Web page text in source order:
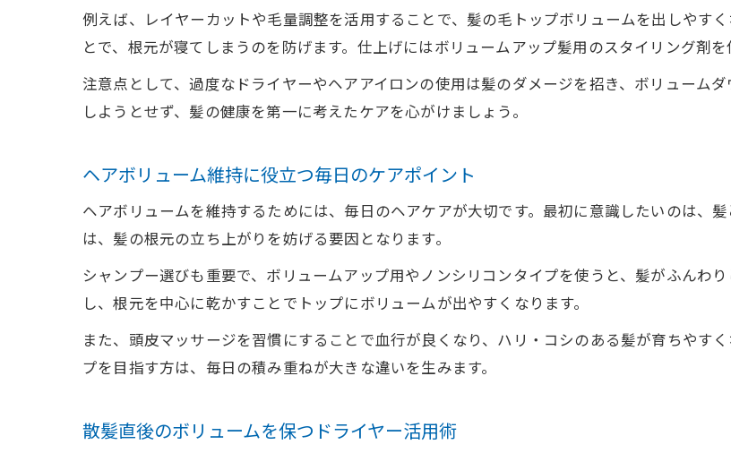
例えば、レイヤーカットや毛量調整を活用することで、髪の毛トップボリュームを出しやす
とで、根元が寝てしまうのを防げます。仕上げにはボリュームアップ髪用のスタイリング剤を
注意点として、過度なドライヤーやヘアアイロンの使用は髪のダメージを招き、ボリューム
しようとせず、髪の健康を第一に考えたケアを心がけましょう。
ヘアボリューム維持に役立つ毎日のケアポイント
ヘアボリュームを維持するためには、毎日のヘアケアが大切です。最初に意識したいのは、
は、髪の根元の立ち上がりを妨げる要因となります。
シャンプー選びも重要で、ボリュームアップ用やノンシリコンタイプを使うと、髪がふんわ
し、根元を中心に乾かすことでトップにボリュームが出やすくなります。
また、頭皮マッサージを習慣にすることで血行が良くなり、ハリ・コシのある髪が育ちやす
プを目指す方は、毎日の積み重ねが大きな違いを生みます。
散髪直後のボリュームを保つドライヤー活用術